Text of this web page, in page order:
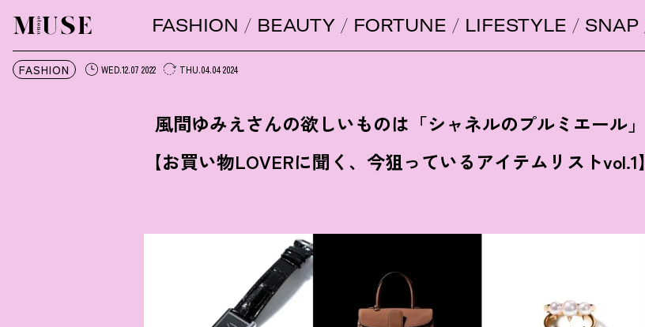
オトナミューズ ウェブFASHION BEAUTY FORTUNE LIFESTYLE SNAP
FASHION WED.12.07 2022 THU.04.04 2024
風間ゆみえさんの欲しいものは「シャネルのプルミエール」
【お買い物LOVERに聞く、今狙っているアイテムリストvol.1】